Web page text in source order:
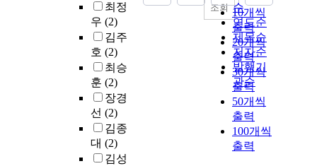
최정
우 (2)
김주
호 (2)
최승
훈 (2)
장경
선 (2)
김종
대 (2)
김성
순
연도순
제목순
저자순
발행기
관순
10개씩
출력
20개씩
출력
30개씩
출력
50개씩
출력
100개씩
출력
조회